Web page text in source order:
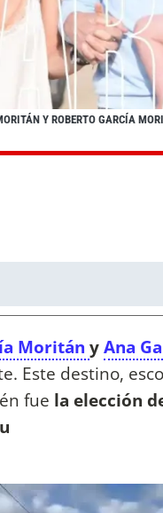
Y ROBERTO GARCÍA
Moritán yAna
Este destino,
fue la elección